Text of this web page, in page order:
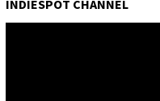
INDIESPOT CHANNEL